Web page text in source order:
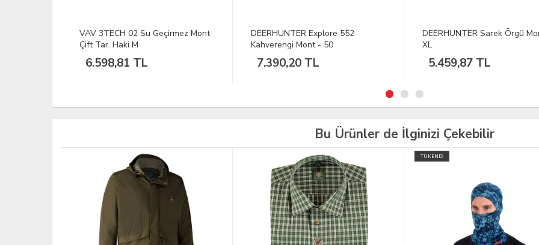
DEERHUNTER Explore 552
Kahverengi Mont - 50
7.390,20 TL
DEERHUNTER Sarek Örgü Mont
XL
5.459,87 TL
DEERHUNTER Sarek Örgü
2XL
5.459,87 TL
Bu Ürünler de İlginizi Çekebilir
TÜKENDİ